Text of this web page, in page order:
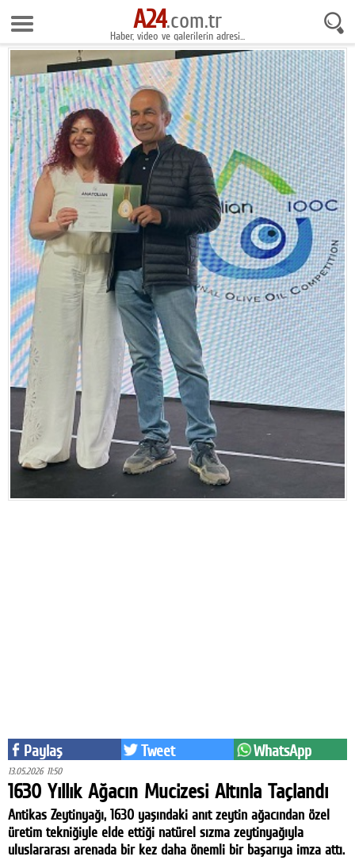
8 Ağustos 2026 15:35:43
Anasayfa
Foto Galeri
Gazeteler
Video Galeri
Gündem
Ekonomi
Yaşam
Magazin
Teknoloji
Spor
Eğitim
Medya
Politika
Dünya
Twitter
Google Plus
© 2026 TÜM HAKLARI SAKLIDIR
A24.com.tr
Haber, video ve galerilerin adresi...
Paylaş Tweet WhatsApp
13.05.2026 11:50
1630 Yıllık Ağacın Mucizesi Altınla Taçlandı
Antikas Zeytinyağı, 1630 yaşındaki anıt zeytin ağacından özel
üretim tekniğiyle elde ettiği natürel sızma zeytinyağıyla
uluslararası arenada bir kez daha önemli bir başarıya imza attı.